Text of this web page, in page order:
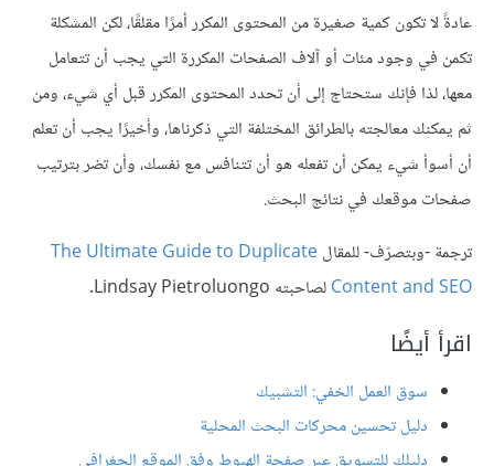
عادةً لا تكون كمية صغيرة من المحتوى المكرر أمرًا مقلقًا، لكن المشكلة
تكمن في وجود مئات أو آلاف الصفحات المكررة التي يجب أن تتعامل
معها، لذا فإنك ستحتاج إلى أن تحدد المحتوى المكرر قبل أي شيء، ومن
ثم يمكنك معالجته بالطرائق المختلفة التي ذكرناها، وأخيرًا يجب أن تعلم
أن أسوأ شيء يمكن أن تفعله هو أن تتنافس مع نفسك، وأن تضر بترتيب
صفحات موقعك في نتائج البحث.
ترجمة -وبتصرّف- للمقالThe Ultimate Guide to Duplicate
Content and SEOلصاحبته Lindsay Pietroluongo.
اقرأ أيضًا
سوق العمل الخفي: التشبيك
دليل تحسين محركات البحث المحلية